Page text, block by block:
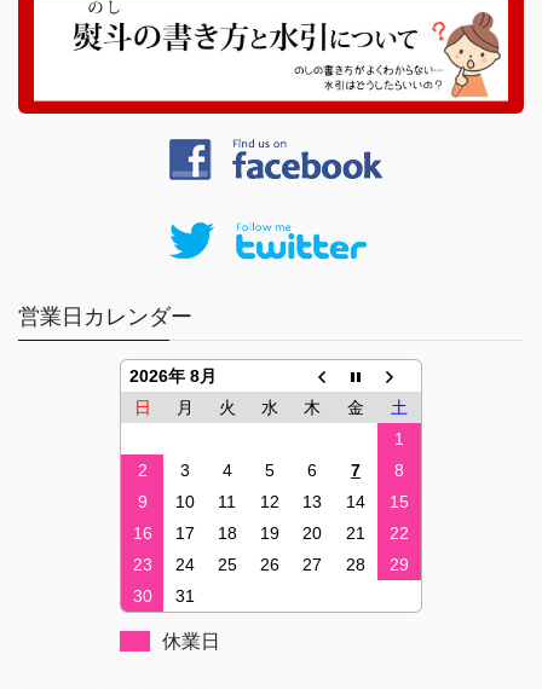
営業日カレンダー
2026年 8月
日
月 火 水 木 金
土
1
2
3 4 5 6 7
8
9
10 11 12 13 14
15
16
17 18 19 20 21
22
23
24 25 26 27 28
29
30
31
休業日